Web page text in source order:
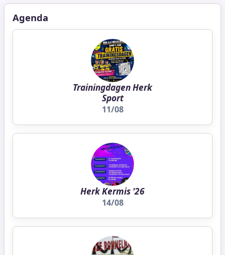
Agenda
Trainingdagen Herk
Sport
11/08
Herk Kermis '26
14/08